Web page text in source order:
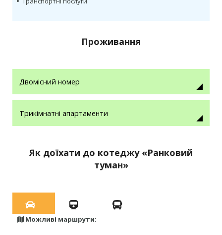
Проживання
Двомісний номер
Трикімнатні апартаменти
Як доїхати до котеджу «Ранковий
туман»
Можливі маршрути: